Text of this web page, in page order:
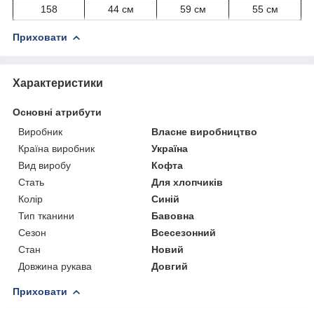
158
44 см 59 см 55 см
Приховати
Характеристики
Основні атрибути
Виробник
Власне виробництво
Країна виробник
Україна
Вид виробу
Кофта
Стать
Для хлопчиків
Колір
Синій
Тип тканини
Бавовна
Сезон
Всесезонний
Стан
Новий
Довжина рукава
Довгий
Приховати